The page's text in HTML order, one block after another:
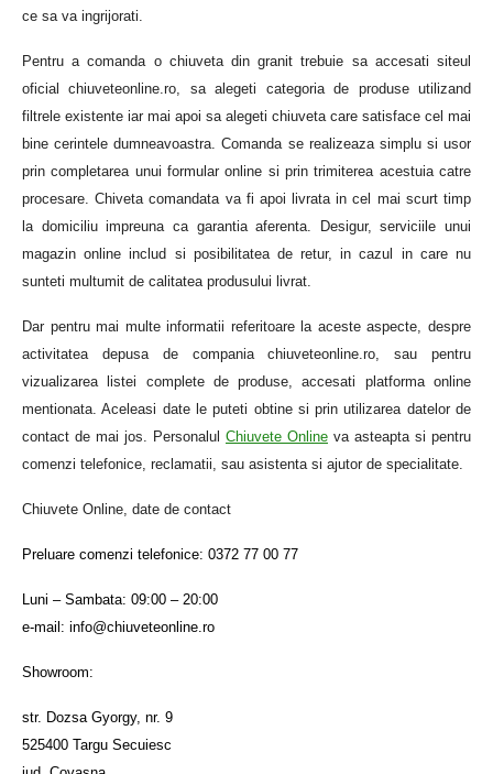
ce sa va ingrijorati.
Pentru a comanda o chiuveta din granit trebuie sa accesati siteul
oficial chiuveteonline.ro, sa alegeti categoria de produse utilizand
filtrele existente iar mai apoi sa alegeti chiuveta care satisface cel mai
bine cerintele dumneavoastra. Comanda se realizeaza simplu si usor
prin completarea unui formular online si prin trimiterea acestuia catre
procesare. Chiveta comandata va fi apoi livrata in cel mai scurt timp
la domiciliu impreuna ca garantia aferenta. Desigur, serviciile unui
magazin online includ si posibilitatea de retur, in cazul in care nu
sunteti multumit de calitatea produsului livrat.
Dar pentru mai multe informatii referitoare la aceste aspecte, despre
activitatea depusa de compania chiuveteonline.ro, sau pentru
vizualizarea listei complete de produse, accesati platforma online
mentionata. Aceleasi date le puteti obtine si prin utilizarea datelor de
contact de mai jos. Personalul Chiuvete Online va asteapta si pentru
comenzi telefonice, reclamatii, sau asistenta si ajutor de specialitate.
Chiuvete Online, date de contact
Preluare comenzi telefonice: 0372 77 00 77
Luni – Sambata: 09:00 – 20:00
e-mail: info@chiuveteonline.ro
Showroom:
str. Dozsa Gyorgy, nr. 9
525400 Targu Secuiesc